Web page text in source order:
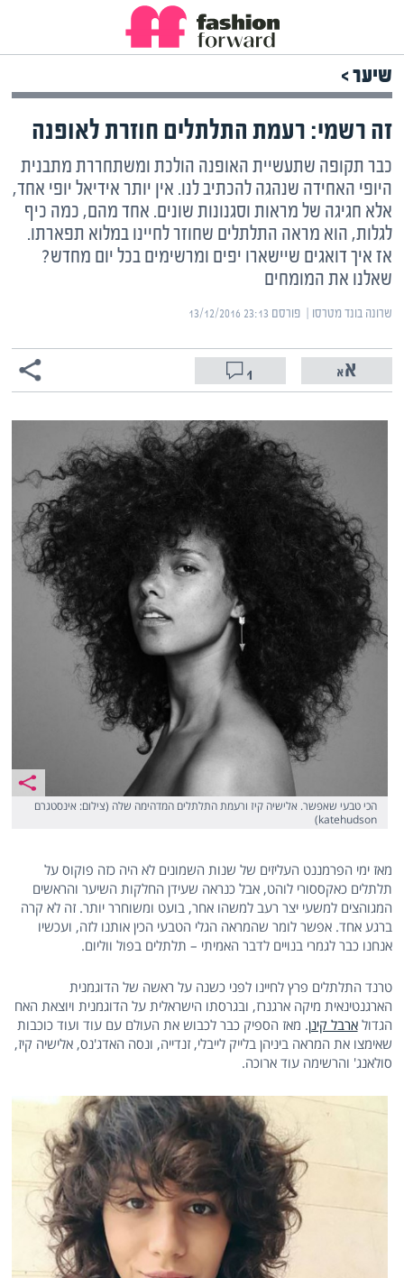
שיער >
זה רשמי: רעמת התלתלים חוזרת לאופנה
כבר תקופה שתעשיית האופנה הולכת ומשתחררת מתבנית
היופי האחידה שנהגה להכתיב לנו. אין יותר אידיאל יופי אחד,
אלא חגיגה של מראות וסגנונות שונים. אחד מהם, כמה כיף
לגלות, הוא מראה התלתלים שחוזר לחיינו במלוא תפארתו.
אז איך דואגים שיישארו יפים ומרשימים בכל יום מחדש?
שאלנו את המומחים
שרונה בונד מטרסו | ‏פורסם ‎13/12/2016 23:13
1
הכי טבעי שאפשר. אלישיה קיז ורעמת התלתלים המדהימה שלה (צילום: אינסטגרם
katehudson)
מאז ימי הפרמננט העליזים של שנות השמונים לא היה כזה פוקוס על
תלתלים כאקססורי לוהט, אבל כנראה שעידן החלקות השיער והראשים
המגוהצים למשעי יצר רעב למשהו אחר, בועט ומשוחרר יותר. זה לא קרה
ברגע אחד. אפשר לומר שהמראה הגלי הטבעי הכין אותנו לזה, ועכשיו
אנחנו כבר לגמרי בנויים לדבר האמיתי – תלתלים בפול ווליום.
טרנד התלתלים פרץ לחיינו לפני כשנה על ראשה של הדוגמנית
הארגנטינאית מיקה ארגנרז, ובגרסתו הישראלית על הדוגמנית ויוצאת האח
הגדולארבל קינן. מאז הספיק כבר לכבוש את העולם עם עוד ועוד כוכבות
שאימצו את המראה ביניהן בלייק לייבלי, זנדייה, ונסה האדג'נס, אלישיה קיז,
סולאנג' והרשימה עוד ארוכה.